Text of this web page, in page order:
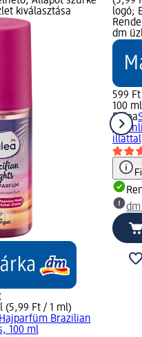
kiválasztása
(5,99 Ft / 1 ml)
Hajparfüm Brazilian
100 ml
logó;
dm
599 Ft
100
Balea